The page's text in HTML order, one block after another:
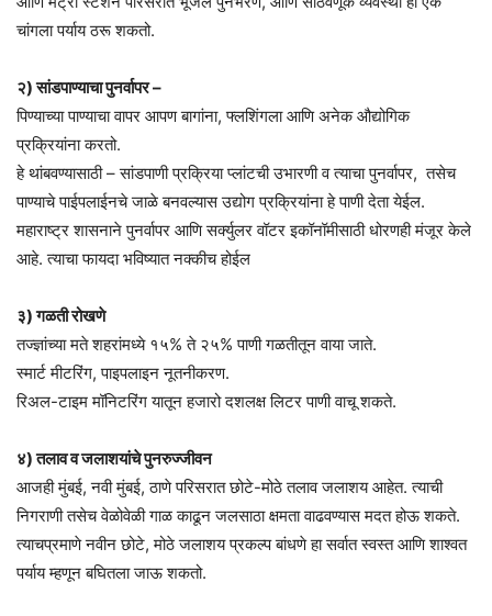
चांगला पर्याय ठरू शकतो.
२) सांडपाण्याचा पुनर्वापर –
पिण्याच्या पाण्याचा वापर आपण बागांना, फ्लशिंगला आणि अनेक औद्योगिक
प्रक्रियांना करतो.
हे थांबवण्यासाठी – सांडपाणी प्रक्रिया प्लांटची उभारणी व त्याचा पुनर्वापर, तसेच
पाण्याचे पाईपलाईनचे जाळे बनवल्यास उद्योग प्रक्रियांना हे पाणी देता येईल.
महाराष्ट्र शासनाने पुनर्वापर आणि सर्क्युलर वॉटर इकॉनॉमीसाठी धोरणही मंजूर केले
आहे. त्याचा फायदा भविष्यात नक्कीच होईल
३) गळती रोखणे
तज्ज्ञांच्या मते शहरांमध्ये १५% ते २५% पाणी गळतीतून वाया जाते.
स्मार्ट मीटरिंग, पाइपलाइन नूतनीकरण.
रिअल-टाइम मॉनिटरिंग यातून हजारो दशलक्ष लिटर पाणी वाचू शकते.
४) तलाव व जलाशयांचे पुनरुज्जीवन
आजही मुंबई, नवी मुंबई, ठाणे परिसरात छोटे-मोठे तलाव जलाशय आहेत. त्याची
निगराणी तसेच वेळोवेळी गाळ काढून जलसाठा क्षमता वाढवण्यास मदत होऊ शकते.
त्याचप्रमाणे नवीन छोटे, मोठे जलाशय प्रकल्प बांधणे हा सर्वात स्वस्त आणि शाश्वत
पर्याय म्हणून बघितला जाऊ शकतो.